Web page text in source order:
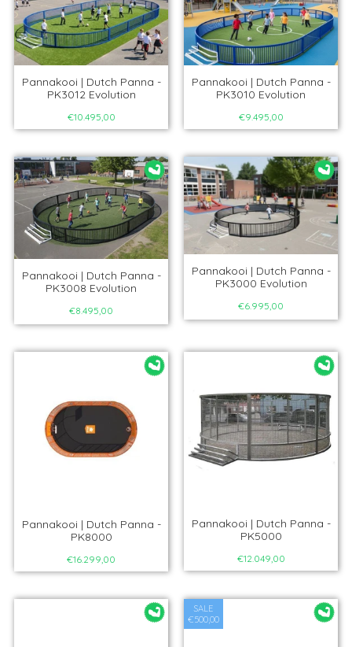
Pannakooi | Dutch Panna -
PK3012 Evolution
€10.495,00
Pannakooi | Dutch Panna -
PK3010 Evolution
€9.495,00
Pannakooi | Dutch Panna -
PK3008 Evolution
€8.495,00
Pannakooi | Dutch Panna -
PK3000 Evolution
€6.995,00
Pannakooi | Dutch Panna -
PK8000
€16.299,00
Pannakooi | Dutch Panna -
PK5000
€12.049,00
SALE
€500,00